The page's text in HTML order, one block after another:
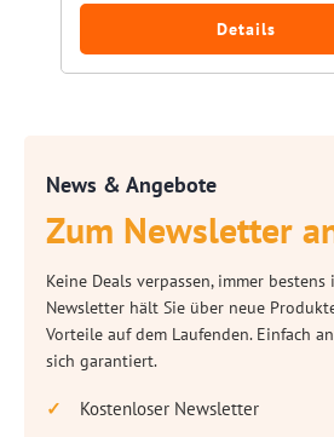
Details
News & Angebote
Zum Newsletter
Keine Deals verpassen, immer
Newsletter hält Sie über neue
Vorteile auf dem Laufenden. Einfach
sich garantiert.
Kostenloser Newsletter